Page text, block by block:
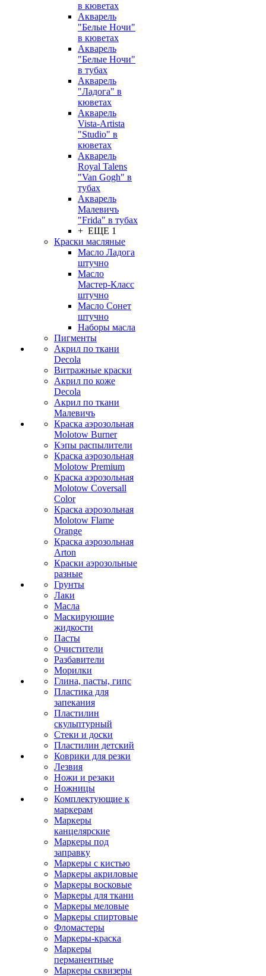
в кюветах
Акварель
"Белые Ночи"
в кюветах
Акварель
"Белые Ночи"
в тубах
Акварель
"Ладога" в
кюветах
Акварель
Vista-Artista
"Studio" в
кюветах
Акварель
Royal Talens
"Van Gogh" в
тубах
Акварель
Малевичъ
"Frida" в тубах
+ ЕЩЕ 1
Краски масляные
Масло Ладога
штучно
Масло
Мастер-Класс
штучно
Масло Сонет
штучно
Наборы масла
Пигменты
Акрил по ткани
Decola
Витражные краски
Акрил по коже
Decola
Акрил по ткани
Малевичъ
Краска аэрозольная
Molotow Burner
Кэпы распылители
Краска аэрозольная
Molotow Premium
Краска аэрозольная
Molotow Coversall
Color
Краска аэрозольная
Molotow Flame
Orange
Краска аэрозольная
Arton
Краски аэрозольные
разные
Грунты
Лаки
Масла
Маскирующие
жидкости
Пасты
Очистители
Разбавители
Морилки
Глина, пасты, гипс
Пластика для
запекания
Пластилин
скульптурный
Стеки и доски
Пластилин детский
Коврики для резки
Лезвия
Ножи и резаки
Ножницы
Комплектующие к
маркерам
Маркеры
канцелярские
Маркеры под
заправку
Маркеры с кистью
Маркеры акриловые
Маркеры восковые
Маркеры для ткани
Маркеры меловые
Маркеры спиртовые
Фломастеры
Маркеры-краска
Маркеры
перманентные
Маркеры сквизеры